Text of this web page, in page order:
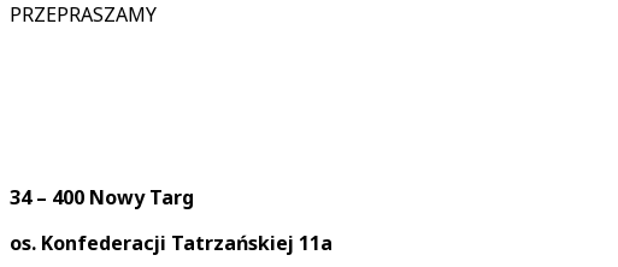
PRZEPRASZAMY
34 – 400 Nowy Targ
os. Konfederacji Tatrzańskiej 11a